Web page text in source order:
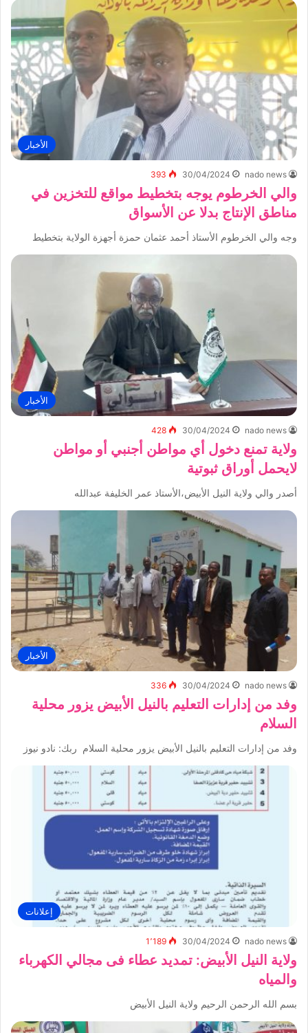
الأخبار
nado news
30/04/2024
393
والي الخرطوم يوجه بتخطيط مواقع للتخزين في
مناطق الإنتاج بدلا عن الأسواق
وجه والي الخرطوم الأستاذ أحمد عثمان حمزة أجهزة الولاية بتخطيط
الأخبار
nado news
30/04/2024
428
ولاية تمنع دخول أي مواطن أجنبي أو مواطن
لايحمل أوراق ثبوتية
أصدر والي ولاية النيل الأبيض،الأستاذ عمر الخليفة عبدالله
الأخبار
nado news
30/04/2024
336
وفد من إدارات التعليم بالنيل الأبيض يزور محلية
السلام
وفد من إدارات التعليم بالنيل الأبيض يزور محلية السلام ربك: نادو نيوز
إعلانات
nado news
30/04/2024 1٬189
ولاية النيل الأبيض: تمديد عطاء فى مجالي الكهرباء
والمياه
بسم الله الرحمن الرحيم ولاية النيل الأبيض